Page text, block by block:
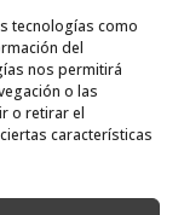
tecnologías como
del
nos permitirá
o las
o retirar el
características